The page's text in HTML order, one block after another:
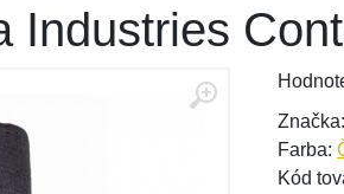
Industries
Značka:
Farba:
Kód